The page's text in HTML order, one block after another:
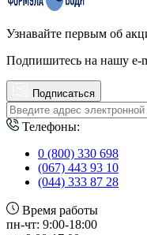
Узнавайте первым об
Подпишитесь на нашу e-
Подписаться
Телефоны:
0 (800) 330 698
(067) 443 93 10
(044) 333 87 28
Время работы
пн-чт: 9:00-18:00